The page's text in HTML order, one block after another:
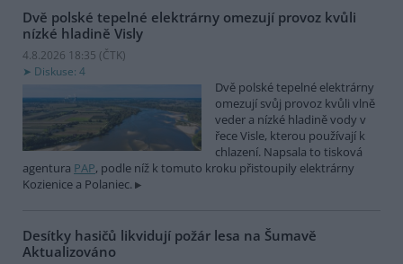
Dvě polské tepelné elektrárny omezují provoz kvůli
nízké hladině Visly
4.8.2026 18:35 (ČTK)
Diskuse: 4
Dvě polské tepelné elektrárny
omezují svůj provoz kvůli vlně
veder a nízké hladině vody v
řece Visle, kterou používají k
chlazení. Napsala to tisková
agentura PAP, podle níž k tomuto kroku přistoupily elektrárny
Kozienice a Polaniec.
Desítky hasičů likvidují požár lesa na Šumavě
Aktualizováno